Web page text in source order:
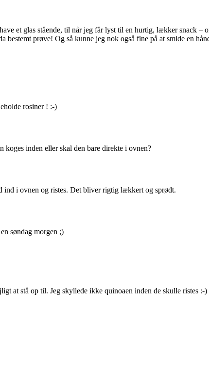
et glas stående, til når jeg får lyst til en hurtig, lækker snack
bestemt prøve! Og så kunne jeg nok også fine på at smide en
rosiner ! :-)
inden eller skal den bare direkte i ovnen?
ind i ovnen og ristes. Det bliver rigtig lækkert og sprødt.
søndag morgen ;)
at stå op til. Jeg skyllede ikke quinoaen inden de skulle ristes